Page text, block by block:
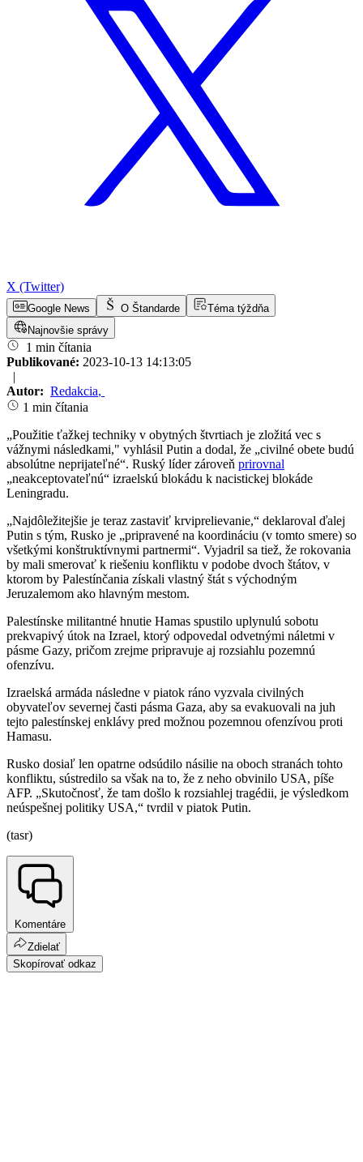
X (Twitter)
Google News O Štandarde
Téma týždňa
Najnovšie správy
1 min čítania
Publikované: 2023-10-13 14:13:05
|
Autor: Redakcia,
1 min čítania
„Použitie ťažkej techniky v obytných štvrtiach je zložitá vec s
vážnymi následkami," vyhlásil Putin a dodal, že „civilné obete budú
absolútne neprijateľné“. Ruský líder zároveň prirovnal
„neakceptovateľnú“ izraelskú blokádu k nacistickej blokáde
Leningradu.
„Najdôležitejšie je teraz zastaviť krviprelievanie,“ deklaroval ďalej
Putin s tým, Rusko je „pripravené na koordináciu (v tomto smere) so
všetkými konštruktívnymi partnermi“. Vyjadril sa tiež, že rokovania
by mali smerovať k riešeniu konfliktu v podobe dvoch štátov, v
ktorom by Palestínčania získali vlastný štát s východným
Jeruzalemom ako hlavným mestom.
Palestínske militantné hnutie Hamas spustilo uplynulú sobotu
prekvapivý útok na Izrael, ktorý odpovedal odvetnými náletmi v
pásme Gazy, pričom zrejme pripravuje aj rozsiahlu pozemnú
ofenzívu.
Izraelská armáda následne v piatok ráno vyzvala civilných
obyvateľov severnej časti pásma Gaza, aby sa evakuovali na juh
tejto palestínskej enklávy pred možnou pozemnou ofenzívou proti
Hamasu.
Rusko dosiaľ len opatrne odsúdilo násilie na oboch stranách tohto
konfliktu, sústredilo sa však na to, že z neho obvinilo USA, píše
AFP. „Skutočnosť, že tam došlo k rozsiahlej tragédii, je výsledkom
neúspešnej politiky USA,“ tvrdil v piatok Putin.
(tasr)
Komentáre
Zdielať
Skopírovať odkaz